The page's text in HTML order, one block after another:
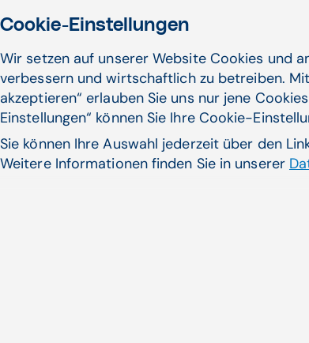
Cookie-Einstellungen
Wir setzen auf unserer Website Cookies und
verbessern und wirtschaftlich zu betreiben.
akzeptieren“ erlauben Sie uns nur jene
Einstellungen“ können Sie Ihre Cookie-
Sie können Ihre Auswahl jederzeit über den
Weitere Informationen finden Sie in unserer